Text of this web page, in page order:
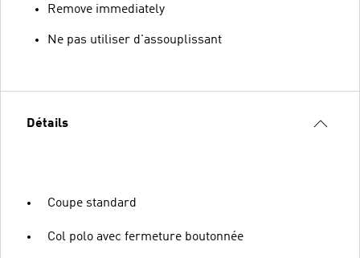
Remove immediately
Ne pas utiliser d'assouplissant
Détails
Coupe standard
Col polo avec fermeture boutonnée